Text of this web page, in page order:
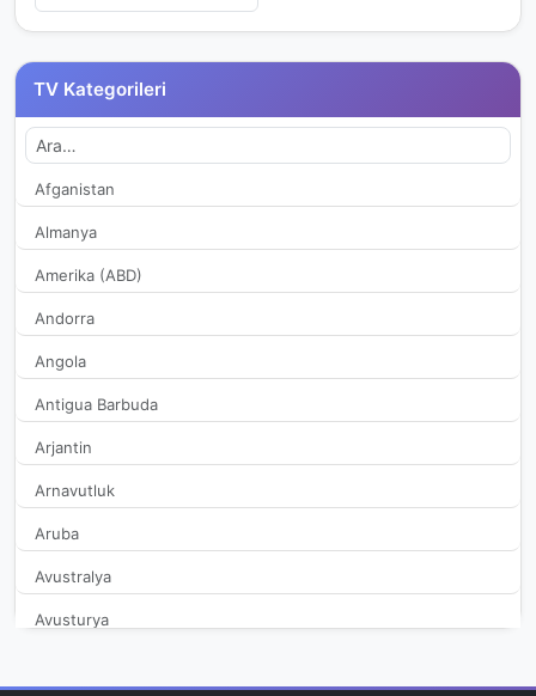
TV Kategorileri
Afganistan
Almanya
Amerika (ABD)
Andorra
Angola
Antigua Barbuda
Arjantin
Arnavutluk
Aruba
Avustralya
Avusturya